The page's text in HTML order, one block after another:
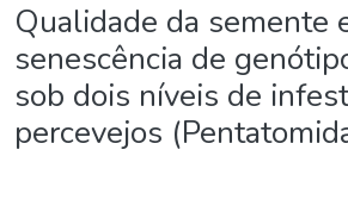
Qualidade da semente
senescência de
sob dois níveis de
percevejos